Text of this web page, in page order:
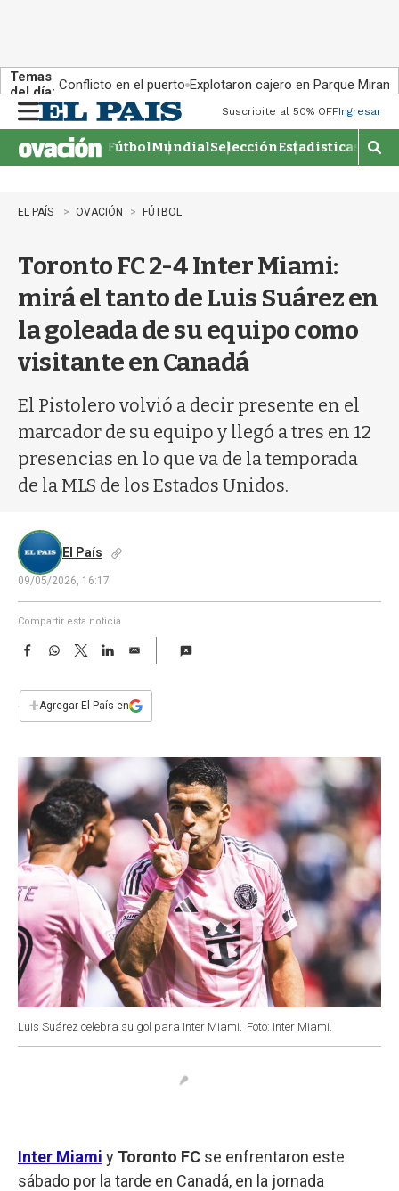
Temas
del día: Conflicto en el puerto Explotaron cajero en Parque
n
u
Suscribite al 50% OFFIngresar
FútbolMundialSelecciónEstadisticas
M
o
�
EL PAÍS OVACIÓN FÚTBOL
Toronto FC 2-4 Inter Miami:
mirá el tanto de Luis Suárez en
la goleada de su equipo como
visitante en Canadá
El Pistolero volvió a decir presente en el
marcador de su equipo y llegó a tres en 12
presencias en lo que va de la temporada
de la MLS de los Estados Unidos.
El País
09/05/2026, 16:17
Compartir esta noticia
F
e
b
k
W
s
p
T
w
t
L
n
E
i
l
+Agregar El País en
Luis Suárez celebra su gol para Inter Miami. Foto: Inter Miami.
Inter Miami y Toronto FC se enfrentaron este
sábado por la tarde en Canadá, en la jornada